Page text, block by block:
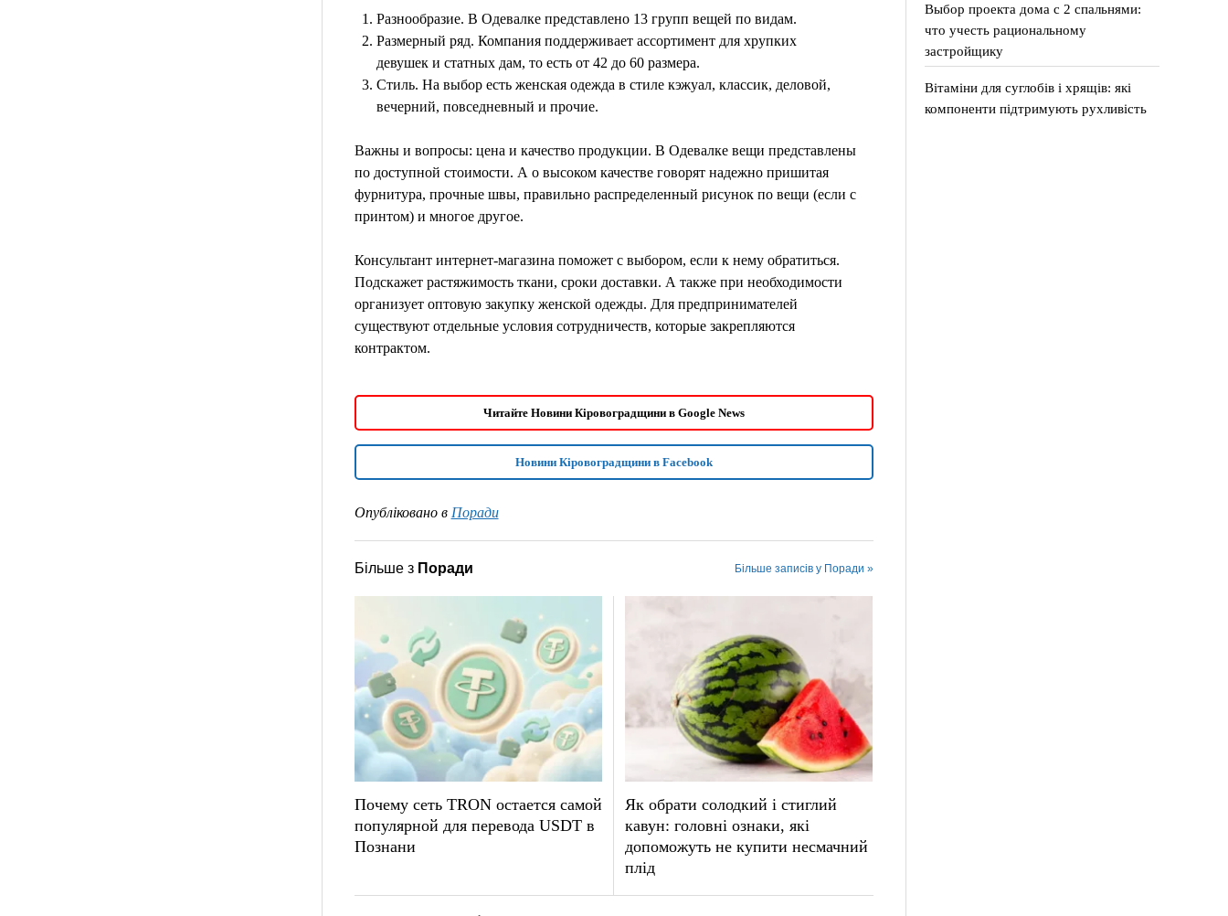
Разнообразие. В Одевалке представлено 13 групп вещей по видам.
Размерный ряд. Компания поддерживает ассортимент для хрупких
девушек и статных дам, то есть от 42 до 60 размера.
Стиль. На выбор есть женская одежда в стиле кэжуал, классик, деловой,
вечерний, повседневный и прочие.
Важны и вопросы: цена и качество продукции. В Одевалке вещи представлены
по доступной стоимости. А о высоком качестве говорят надежно пришитая
фурнитура, прочные швы, правильно распределенный рисунок по вещи (если с
принтом) и многое другое.
Консультант интернет-магазина поможет с выбором, если к нему обратиться.
Подскажет растяжимость ткани, сроки доставки. А также при необходимости
организует оптовую закупку женской одежды. Для предпринимателей
существуют отдельные условия сотрудничеств, которые закрепляются
контрактом.
Читайте Новини Кіровоградщини в Google News
Новини Кіровоградщини в Facebook
Опубліковано в Поради
Більше з Поради Більше записів у Поради »
Почему сеть TRON остается самой
популярной для перевода USDT в
Познани
Як обрати солодкий і стиглий
кавун: головні ознаки, які
допоможуть не купити несмачний
плід
Выбор проекта дома с 2 спальнями:
что учесть рациональному
застройщику
Вітаміни для суглобів і хрящів: які
компоненти підтримують рухливість